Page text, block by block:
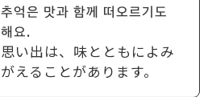
추억은 맛과 함께 떠오르기도
해요.
思い出は、味とともによみ
がえることがあります。